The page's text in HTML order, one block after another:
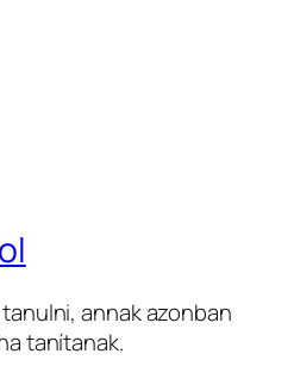
annak azonban
tanítanak.